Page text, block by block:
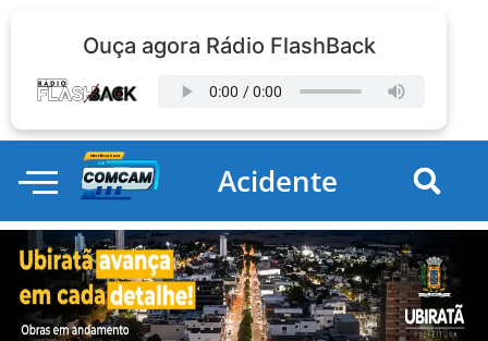
Ouça agora Rádio FlashBack
Acidente